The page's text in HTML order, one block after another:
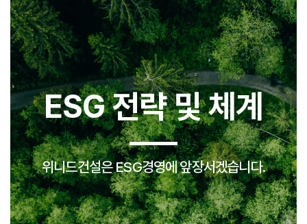
ESG 전략 및 체계
위니드건설은 ESG경영에 앞장서겠습니다.